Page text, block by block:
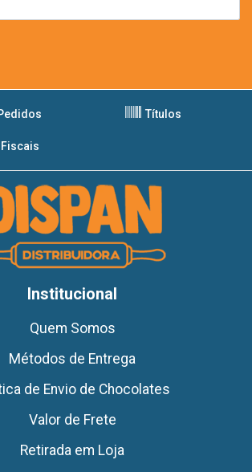
Títulos
Institucional
Quem Somos
Métodos de Entrega
de Envio de Chocolates
Valor de Frete
Retirada em Loja